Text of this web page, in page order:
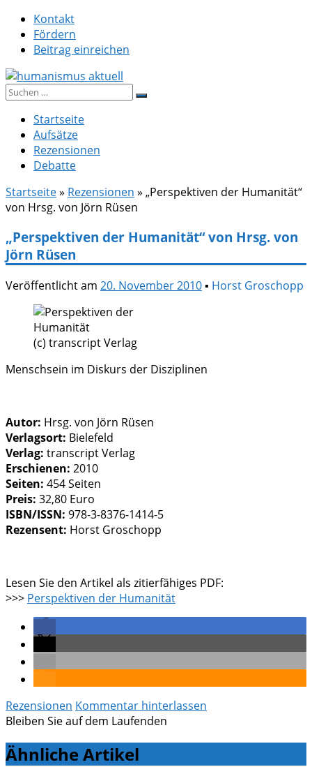
Zum
Inhalt
springen
Kontakt
Fördern
Beitrag einreichen
humanismus aktuell
Suche
Startseite
Aufsätze
Rezensionen
Debatte
Startseite» Rezensionen » „Perspektiven der Humanität“
von Hrsg. von Jörn Rüsen
„Perspektiven der Humanität“ von Hrsg. von
Jörn Rüsen
Veröffentlicht am 20. November 2010▪ Horst Groschopp
(c) transcript Verlag
Menschsein im Diskurs der Disziplinen
Autor: Hrsg. von Jörn Rüsen
Verlagsort: Bielefeld
Verlag: transcript Verlag
Erschienen: 2010
Seiten: 454 Seiten
Preis: 32,80 Euro
ISBN/ISSN: 978-3-8376-1414-5
Rezensent: Horst Groschopp
Lesen Sie den Artikel als zitierfähiges PDF:
>>> Perspektiven der Humanität
Rezensionen Kommentar hinterlassen
Bleiben Sie auf dem Laufenden
Ähnliche Artikel